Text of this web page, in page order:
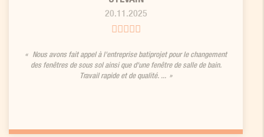
20.11.2025
Nous avons fait appel à l'entreprise batiprojet pour le changement
des fenêtres de sous sol ainsi que d'une fenêtre de salle de bain.
Travail rapide et de qualité. ...